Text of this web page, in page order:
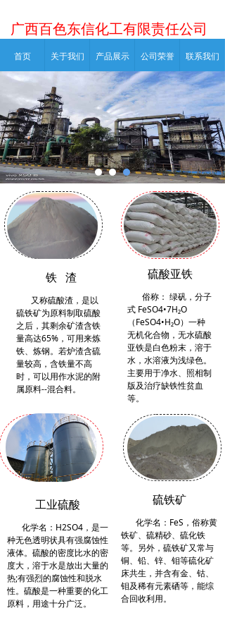
铁 渣
又称硫酸渣，是以
硫铁矿为原料制取硫酸
之后，其剩余矿渣含铁
量高达65%，可用来炼
铁、炼钢。若炉渣含硫
量较高，含铁量不高
时，可以用作水泥的附
属原料--混合料。
硫酸亚铁
俗称： 绿矾 ， 分子
式 FeSO4•7H₂O
（FeSO4•H₂O）一种
无机化合物，无水硫酸
亚铁是白色粉末，溶于
水，水溶液为浅绿色。
主要用于净水、照相制
版及治疗缺铁性贫血
等。
工业硫酸
化学名：H2SO4，是一
种无色透明状具有强腐蚀性
液体。硫酸的密度比水的密
度大，溶于水是放出大量的
热;有强烈的腐蚀性和脱水
性。硫酸是一种重要的化工
原料，用途十分广泛。
硫铁矿
化学名：FeS，俗称黄
铁矿、硫精砂、硫化铁
等。另外，硫铁矿又常与
铜、铅、锌、钼等硫化矿
床共生，并含有金、钴、
钼及稀有元素硒等，能综
合回收利用。
广西百色东信化工有限责任公司
首页 关于我们 产品展示 公司荣誉 联系我们